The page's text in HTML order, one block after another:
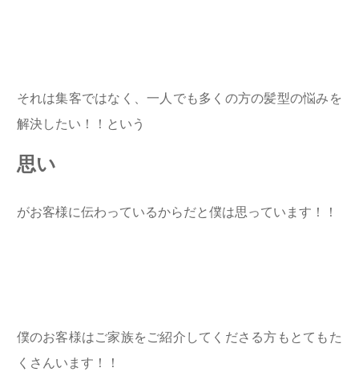
それは集客ではなく、一人でも多くの方の髪型の悩みを
解決したい！！という
思い
がお客様に伝わっているからだと僕は思っています！！
僕のお客様はご家族をご紹介してくださる方もとてもた
くさんいます！！